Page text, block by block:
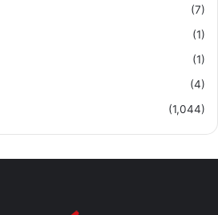
(7)
(1)
(1)
(4)
(1,044)